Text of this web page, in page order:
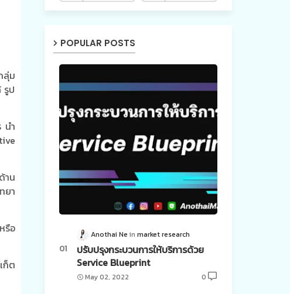
ลุ่ม
รูป
นำ
าน
ยา
รือ
ก็ต
POPULAR POSTS
Anothai Ne market research
ปรับปรุงกระบวนการให้บริการด้วย
Service Blueprint
May 02, 2022 0